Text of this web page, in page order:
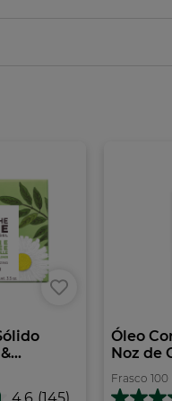
Óleo
Noz de
Frasco 100